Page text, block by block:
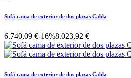
Sofá cama de exterior de dos plazas Cabla
6.740,09 €-16%8.023,92 €
Sofá cama de exterior de dos plazas Cabla